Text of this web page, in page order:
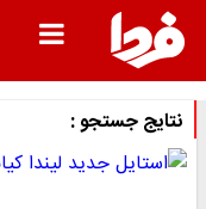
نتایج جستجو :